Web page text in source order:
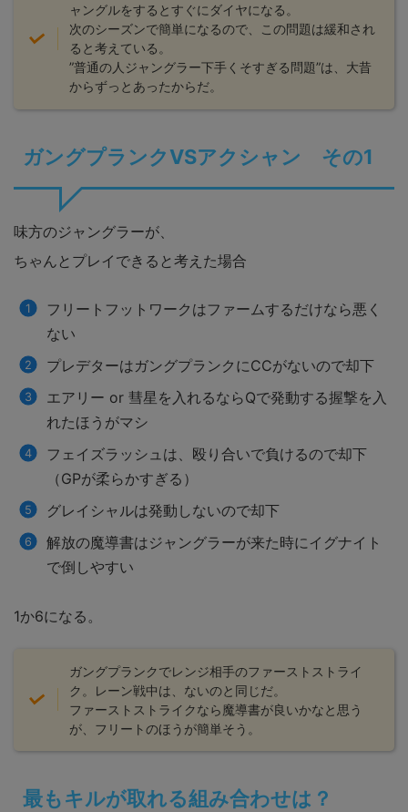
ャングルをするとすぐにダイヤになる。
次のシーズンで簡単になるので、この問題は緩和され
ると考えている。
”普通の人ジャングラー下手くそすぎる問題”は、大昔
からずっとあったからだ。
ガングプランクVSアクシャン その1
味方のジャングラーが、
ちゃんとプレイできると考えた場合
フリートフットワークはファームするだけなら悪く
ない
プレデターはガングプランクにCCがないので却下
エアリー or 彗星を入れるならQで発動する握撃を入
れたほうがマシ
フェイズラッシュは、殴り合いで負けるので却下
（GPが柔らかすぎる）
グレイシャルは発動しないので却下
解放の魔導書はジャングラーが来た時にイグナイト
で倒しやすい
1か6になる。
ガングプランクでレンジ相手のファーストストライ
ク。レーン戦中は、ないのと同じだ。
ファーストストライクなら魔導書が良いかなと思う
が、フリートのほうが簡単そう。
最もキルが取れる組み合わせは？